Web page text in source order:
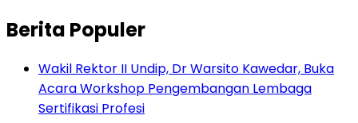
Berita Populer
Wakil Rektor II Undip, Dr Warsito Kawedar, Buka
Acara Workshop Pengembangan Lembaga
Sertifikasi Profesi